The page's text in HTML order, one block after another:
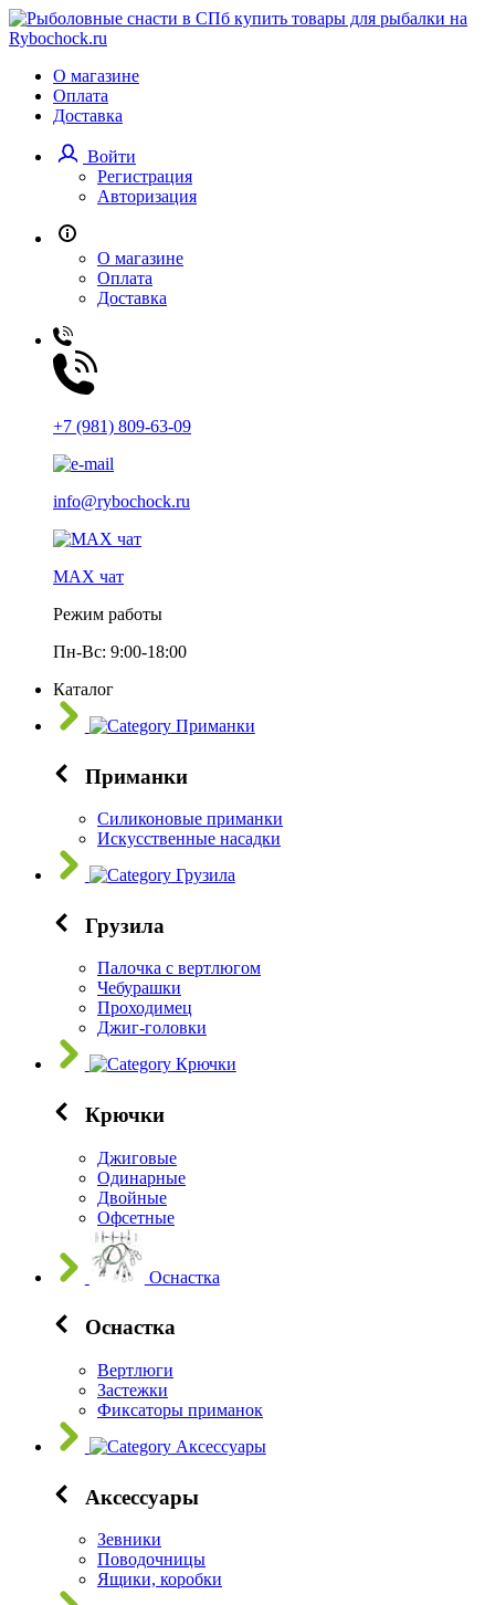
О магазине
Оплата
Доставка
Войти
Регистрация
Авторизация
О магазине
Оплата
Доставка
+7 (981) 809-63-09
info@rybochock.ru
МАХ чат
Режим работы
Пн-Вс: 9:00-18:00
Каталог
Приманки
Приманки
Силиконовые приманки
Искусственные насадки
Грузила
Грузила
Палочка с вертлюгом
Чебурашки
Проходимец
Джиг-головки
Крючки
Крючки
Джиговые
Одинарные
Двойные
Офсетные
Оснастка
Оснастка
Вертлюги
Застежки
Фиксаторы приманок
Аксессуары
Аксессуары
Зевники
Поводочницы
Ящики, коробки